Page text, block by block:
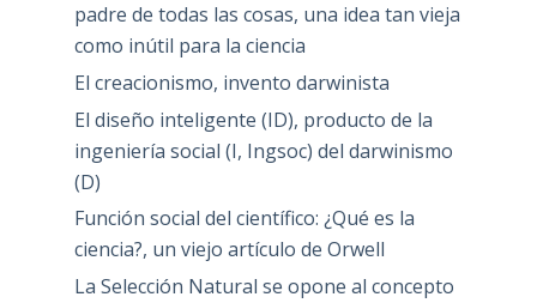
padre de todas las cosas, una idea tan vieja
como inútil para la ciencia
El creacionismo, invento darwinista
El diseño inteligente (ID), producto de la
ingeniería social (I, Ingsoc) del darwinismo
(D)
Función social del científico: ¿Qué es la
ciencia?, un viejo artículo de Orwell
La Selección Natural se opone al concepto